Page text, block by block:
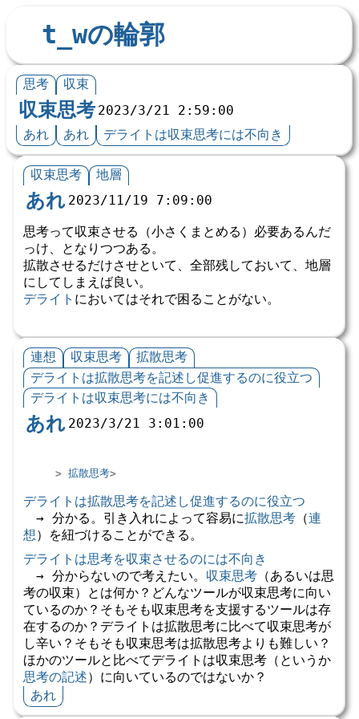
t_wの輪郭
思考 収束
収束思考 2023/3/21 2:59:00
あれ
あれ デライトは収束思考には不向き
収束思考 地層
あれ 2023/11/19 7:09:00
思考って収束させる（小さくまとめる）必要あるんだ
っけ、となりつつある。
拡散させるだけさせといて、全部残しておいて、地層
にしてしまえば良い。
デライト においてはそれで困ることがない。
連想 収束思考
拡散思考
デライトは拡散思考を記述し促進するのに役立つ
デライトは収束思考には不向き
あれ 2023/3/21 3:01:00
拡散思考
デライトは拡散思考を記述し促進するのに役立つ
→ 分かる。引き入れによって容易に拡散思考（連
想）を紐づけることができる。
デライトは思考を収束させるのには不向き
→ 分からないので考えたい。 収束思考（あるいは思
考の収束）とは何か？どんなツールが収束思考に向い
ているのか？そもそも収束思考を支援するツールは存
在するのか？デライトは拡散思考に比べて収束思考が
し辛い？そもそも収束思考は拡散思考よりも難しい？
ほかのツールと比べてデライトは収束思考（というか
思考の記述）に向いているのではないか？
あれ